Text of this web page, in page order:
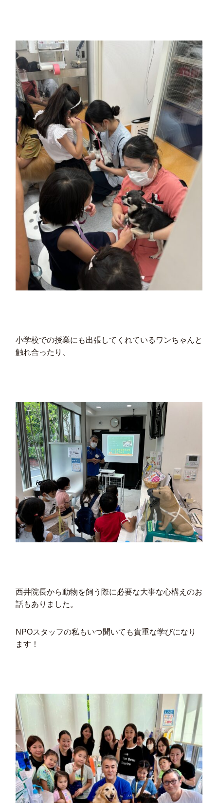
小学校での授業にも出張してくれているワンちゃんと
触れ合ったり、
西井院長から動物を飼う際に必要な大事な心構えのお
話もありました。
NPOスタッフの私もいつ聞いても貴重な学びになり
ます！